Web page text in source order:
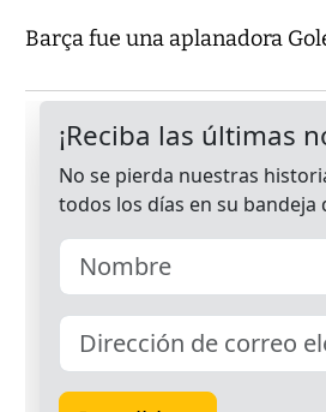
Barça fue una aplanadora